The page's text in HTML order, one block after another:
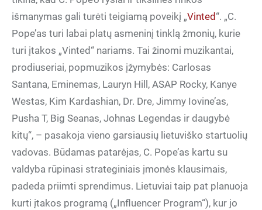
išmanymas gali turėti teigiamą poveikį „Vinted “. „C.
Pope’as turi labai platų asmeninį tinklą žmonių, kurie
turi įtakos „Vinted“ nariams. Tai žinomi muzikantai,
prodiuseriai, popmuzikos įžymybės: Carlosas
Santana, Eminemas, Lauryn Hill, ASAP Rocky, Kanye
Westas, Kim Kardashian, Dr. Dre, Jimmy Iovine’as,
Pusha T, Big Seanas, Johnas Legendas ir daugybė
kitų“, – pasakoja vieno garsiausių lietuviško startuolių
vadovas. Būdamas patarėjas, C. Pope’as kartu su
valdyba rūpinasi strateginiais įmonės klausimais,
padeda priimti sprendimus. Lietuviai taip pat planuoja
kurti įtakos programą („Influencer Program“), kur jo